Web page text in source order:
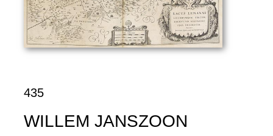
435
WILLEM JANSZOON